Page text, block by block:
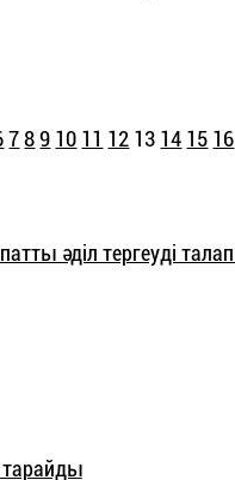
7 8 9 10 11 12 13 14 15 16
әділ тергеуді талап
тарайды